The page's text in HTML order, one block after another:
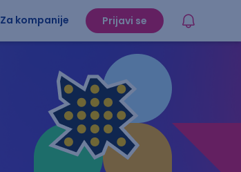
Za kompanije Prijavi se